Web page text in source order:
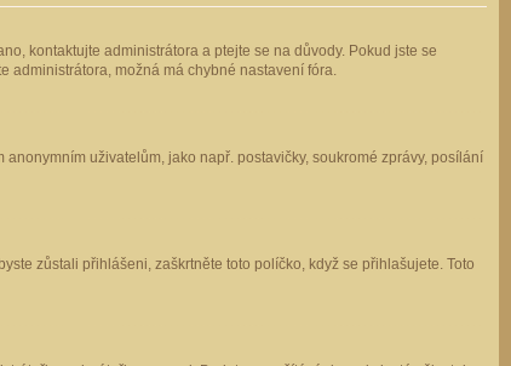
kontaktujte administrátora a ptejte se na důvody. Pokud jste se
administrátora, možná má chybné nastavení fóra.
uživatelům, jako např. postavičky, soukromé zprávy, posílání
zůstali přihlášeni, zaškrtněte toto políčko, když se přihlašujete. Toto